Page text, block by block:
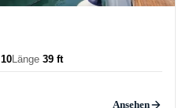
10Länge 39 ft
Ansehen